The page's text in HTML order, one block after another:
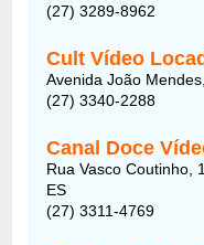
(27) 3289-8962
Cult Vídeo
Avenida João
(27) 3340-2288
Canal Doce
Rua Vasco Coutinho,
ES
(27) 3311-4769